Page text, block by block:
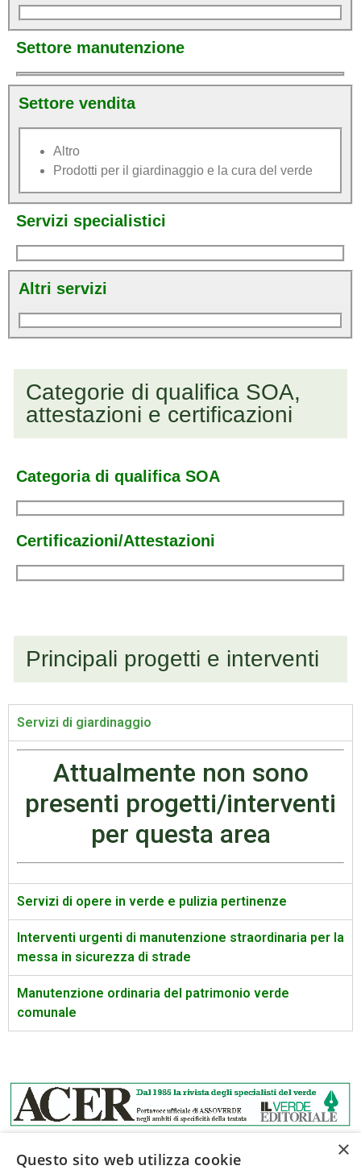
Settore manutenzione
Settore vendita
Altro
Prodotti per il giardinaggio e la cura del verde
Servizi specialistici
Altri servizi
Categorie di qualifica SOA,
attestazioni e certificazioni
Categoria di qualifica SOA
Certificazioni/Attestazioni
Principali progetti e interventi
Servizi di giardinaggio
Attualmente non sono
presenti progetti/interventi
per questa area
Servizi di opere in verde e pulizia pertinenze
Interventi urgenti di manutenzione straordinaria per la
messa in sicurezza di strade
Manutenzione ordinaria del patrimonio verde
comunale
×
Questo sito web utilizza cookie